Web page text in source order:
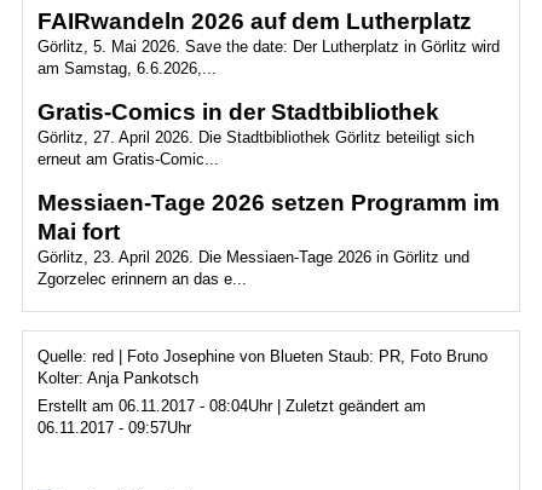
FAIRwandeln 2026 auf dem Lutherplatz
Görlitz, 5. Mai 2026. Save the date: Der Lutherplatz in Görlitz wird
am Samstag, 6.6.2026,...
Gratis-Comics in der Stadtbibliothek
Görlitz, 27. April 2026. Die Stadtbibliothek Görlitz beteiligt sich
erneut am Gratis-Comic...
Messiaen-Tage 2026 setzen Programm im
Mai fort
Görlitz, 23. April 2026. Die Messiaen-Tage 2026 in Görlitz und
Zgorzelec erinnern an das e...
Quelle: red | Foto Josephine von Blueten Staub: PR, Foto Bruno
Kolter: Anja Pankotsch
Erstellt am 06.11.2017 - 08:04Uhr | Zuletzt geändert am
06.11.2017 - 09:57Uhr